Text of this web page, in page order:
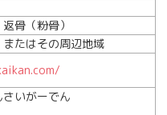
骨（粉骨）
たはその周辺地域
いがーでん